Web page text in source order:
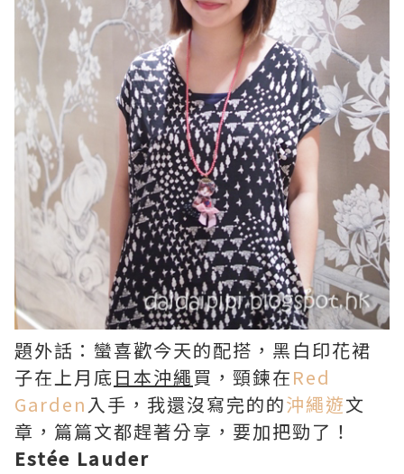
題外話：蠻喜歡今天的配搭，黑白印花裙
子在上月底 日本沖繩買，頸鍊在Red
Garden入手，我還沒寫完的的沖繩遊文
章，篇篇文都趕著分享，要加把勁了！
Estée Lauder